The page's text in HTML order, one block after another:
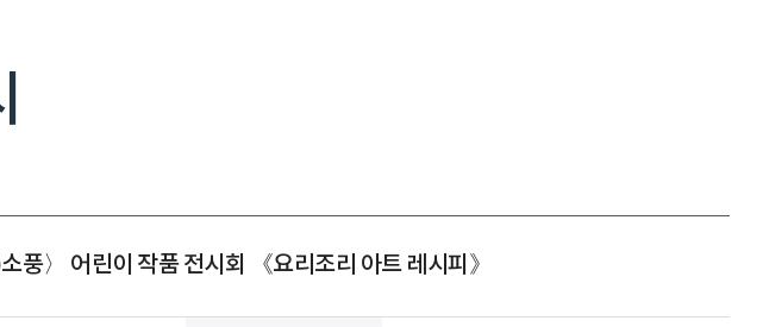
〉 어린이 작품 전시회 《요리조리 아트 레시피》